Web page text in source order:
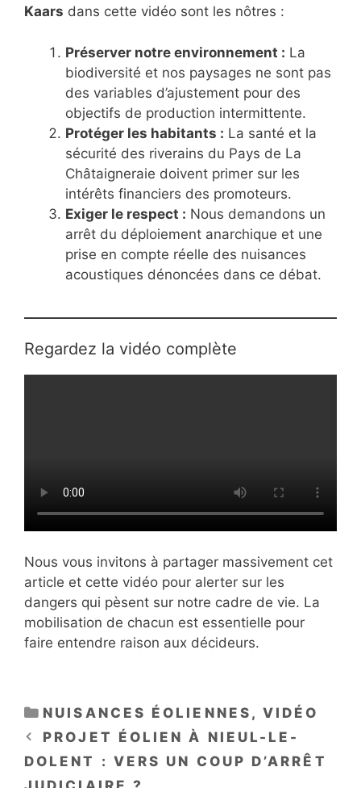
Kaars dans cette vidéo sont les nôtres :
Préserver notre environnement : La
biodiversité et nos paysages ne sont pas
des variables d’ajustement pour des
objectifs de production intermittente.
Protéger les habitants : La santé et la
sécurité des riverains du Pays de La
Châtaigneraie doivent primer sur les
intérêts financiers des promoteurs.
Exiger le respect : Nous demandons un
arrêt du déploiement anarchique et une
prise en compte réelle des nuisances
acoustiques dénoncées dans ce débat.
Regardez la vidéo complète
Nous vous invitons à partager massivement cet
article et cette vidéo pour alerter sur les
dangers qui pèsent sur notre cadre de vie. La
mobilisation de chacun est essentielle pour
faire entendre raison aux décideurs.
CATÉGORIES
NUISANCES ÉOLIENNES ,VIDÉO
PROJET ÉOLIEN À NIEUL-LE-
DOLENT : VERS UN COUP D’ARRÊT